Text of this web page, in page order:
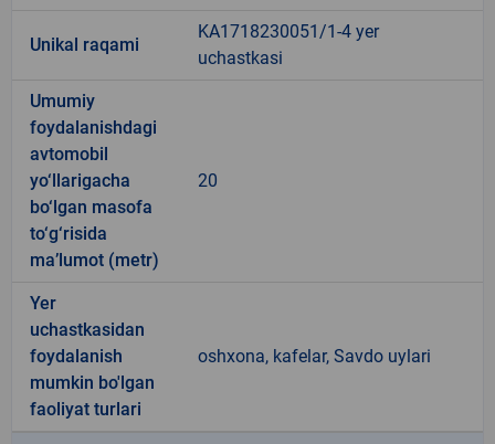
Unikal raqami
KA1718230051/1-4 yer
uchastkasi
Umumiy
foydalanishdagi
avtomobil
yo‘llarigacha
bo‘lgan masofa
to‘g‘risida
ma’lumot (metr)
20
Yer
uchastkasidan
foydalanish
mumkin bo'lgan
faoliyat turlari
oshxona, kafelar, Savdo uylari